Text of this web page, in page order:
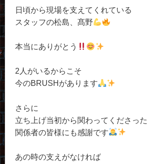
日頃から現場を支えてくれている
スタッフの松島、髙野
本当にありがとう
2人がいるからこそ
今のBRUSHがあります
さらに
立ち上げ当初から関わってくださった
関係者の皆様にも感謝です
あの時の支えがなければ